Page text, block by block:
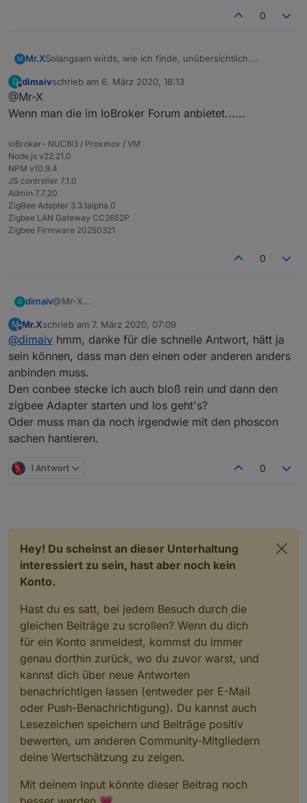
0
M Mr.XSolangsam wirds, wie ich finde, unübersichtlich.
verwenden?
D
Offline
dimaivschrieb am 6. März 2020, 18:13
zuletzt editiert von
@Mr-X
Wenn man die im IoBroker Forum anbietet......
ioBroker- NUC8i3 / Proxmox / VM
Node.js v22.21.0
NPM v10.9.4
JS controller 7.1.0
Admin 7.7.20
ZigBee Adapter 3.3.1alpha.0
Zigbee LAN Gateway CC2652P
Zigbee Firmware 20250321
0
D dimaiv@Mr-X
M
Offline
Mr.Xschrieb am 7. März 2020, 07:09
zuletzt editiert von
@dimaiv hmm, danke für die schnelle Antwort, hätt ja
sein können, dass man den einen oder anderen anders
anbinden muss.
Den conbee stecke ich auch bloß rein und dann den
zigbee Adapter starten und los geht's?
Oder muss man da noch irgendwie mit den phoscon
sachen hantieren.
1 Antwort 0
Hey! Du scheinst an dieser Unterhaltung
interessiert zu sein, hast aber noch kein
Konto.
Hast du es satt, bei jedem Besuch durch die
gleichen Beiträge zu scrollen? Wenn du dich
für ein Konto anmeldest, kommst du immer
genau dorthin zurück, wo du zuvor warst, und
kannst dich über neue Antworten
benachrichtigen lassen (entweder per E-Mail
oder Push-Benachrichtigung). Du kannst auch
Lesezeichen speichern und Beiträge positiv
bewerten, um anderen Community-Mitgliedern
deine Wertschätzung zu zeigen.
Mit deinem Input könnte dieser Beitrag noch